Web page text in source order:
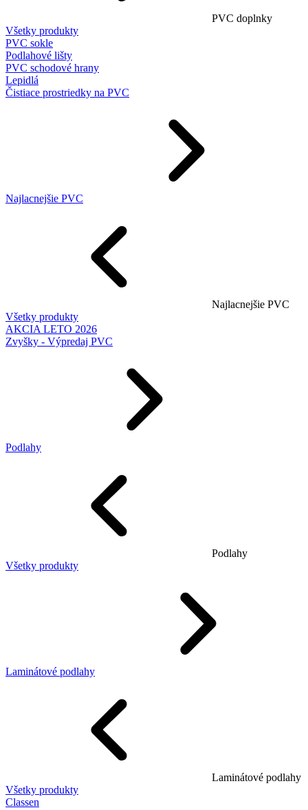
PVC doplnky
Všetky produkty
PVC sokle
Podlahové lišty
PVC schodové hrany
Lepidlá
Čistiace prostriedky na PVC
Najlacnejšie PVC
Najlacnejšie PVC
Všetky produkty
AKCIA LETO 2026
Zvyšky - Výpredaj PVC
Podlahy
Podlahy
Všetky produkty
Laminátové podlahy
Laminátové podlahy
Všetky produkty
Classen